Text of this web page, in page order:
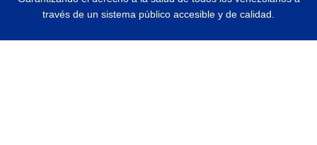
través de un sistema público accesible y de calidad.